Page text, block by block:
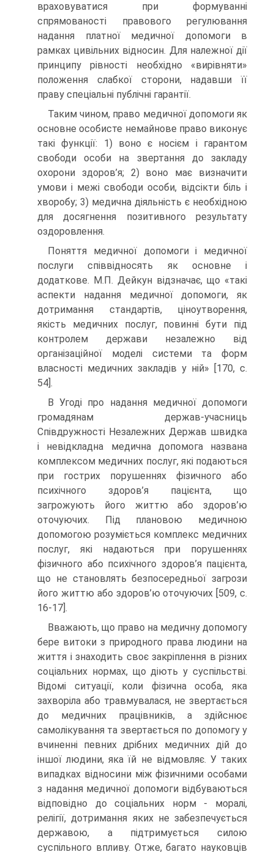
враховуватися при формуванні
спрямованості правового регулювання
надання платної медичної допомоги в
рамках цивільних відносин. Для належної дії
принципу рівності необхідно «вирівняти»
положення слабкої сторони, надавши її
праву спеціальні публічні гарантії.
Таким чином, право медичної допомоги як
основне особисте немайнове право виконує
такі функції: 1) воно є носієм і гарантом
свободи особи на звертання до закладу
охорони здоров’я; 2) воно має визначити
умови і межі свободи особи, відсікти біль і
хворобу; 3) медична діяльність є необхідною
для досягнення позитивного результату
оздоровлення.
Поняття медичної допомоги і медичної
послуги співвідносять як основне і
додаткове. М.П. Дейкун відзначає, що «такі
аспекти надання медичної допомоги, як
дотримання стандартів, ціноутворення,
якість медичних послуг, повинні бути під
контролем держави незалежно від
організаційної моделі системи та форм
власності медичних закладів у ній» [170, с.
54].
В Угоді про надання медичної допомоги
громадянам держав-учасниць
Співдружності Незалежних Держав швидка
і невідкладна медична допомога названа
комплексом медичних послуг, які подаються
при гострих порушеннях фізичного або
психічного здоров’я пацієнта, що
загрожують його життю або здоров’ю
оточуючих. Під плановою медичною
допомогою розуміється комплекс медичних
послуг, які надаються при порушеннях
фізичного або психічного здоров’я пацієнта,
що не становлять безпосередньої загрози
його життю або здоров’ю оточуючих [509, с.
16-17].
Вважають, що право на медичну допомогу
бере витоки з природного права людини на
життя і знаходить своє закріплення в різних
соціальних нормах, що діють у суспільстві.
Відомі ситуації, коли фізична особа, яка
захворіла або травмувалася, не звертається
до медичних працівників, а здійснює
самолікування та звертається по допомогу у
вчиненні певних дрібних медичних дій до
іншої людини, яка їй не відмовляє. У таких
випадках відносини між фізичними особами
з надання медичної допомоги відбуваються
відповідно до соціальних норм - моралі,
релігії, дотримання яких не забезпечується
державою, а підтримується силою
суспільного впливу. Отже, багато науковців